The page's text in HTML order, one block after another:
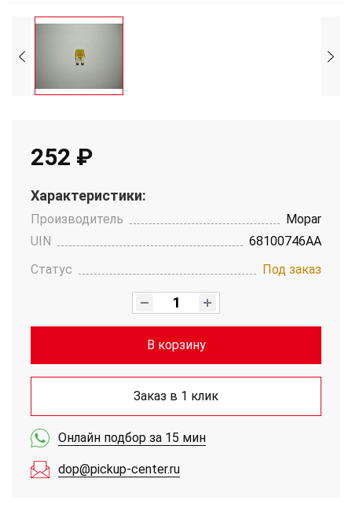
252 ₽
Характеристики:
Производитель
Mopar
UIN
68100746AA
Статус
Под заказ
В корзину
Заказ в 1 клик
Онлайн подбор за 15 мин
dop@pickup-center.ru